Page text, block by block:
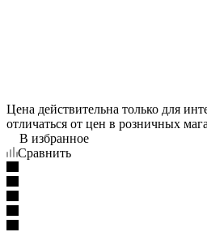
Цена действительна только для
отличаться от цен в розничных
В избранное
Сравнить